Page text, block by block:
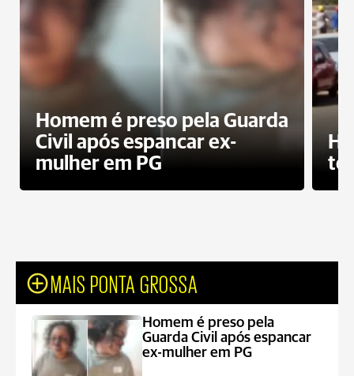
Homem é preso pela Guarda
Civil após espancar ex-
mulher em PG
MAIS PONTA GROSSA
Homem é preso pela
Guarda Civil após espancar
ex-mulher em PG